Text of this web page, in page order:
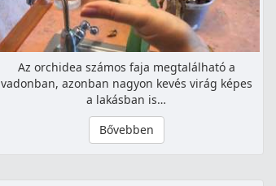
Az orchidea számos faja megtalálható a
vadonban, azonban nagyon kevés virág képes
a lakásban is…
Bővebben